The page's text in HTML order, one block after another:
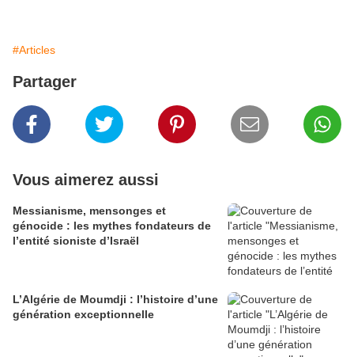
#Articles
Partager
Vous aimerez aussi
Messianisme, mensonges et
génocide : les mythes fondateurs de
l’entité sioniste d’Israël
L’Algérie de Moumdji : l’histoire d’une
génération exceptionnelle